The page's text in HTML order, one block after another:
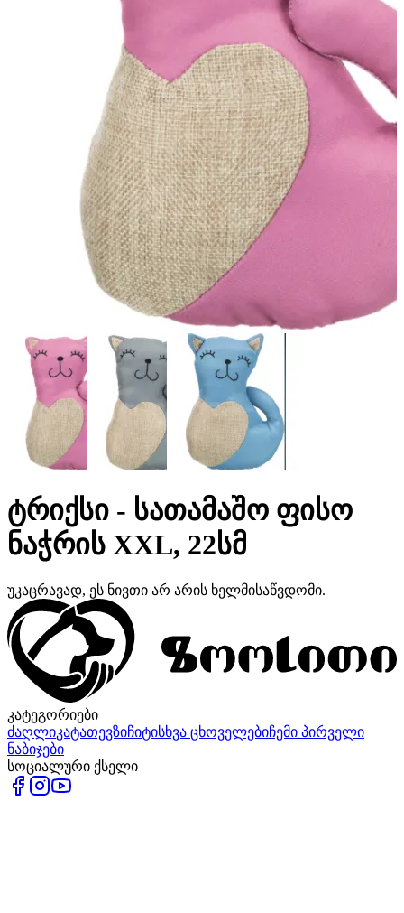
ტრიქსი - სათამაშო ფისო
ნაჭრის XXL, 22სმ
უკაცრავად, ეს ნივთი არ არის ხელმისაწვდომი.
კატეგორიები
ძაღლიკატათევზიჩიტისხვა ცხოველებიჩემი პირველი
ნაბიჯები
სოციალური ქსელი